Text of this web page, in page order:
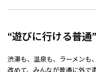
“遊びに行ける普通
渋滞も、温泉も、ラーメンも
改めて、みんなが普通に外で